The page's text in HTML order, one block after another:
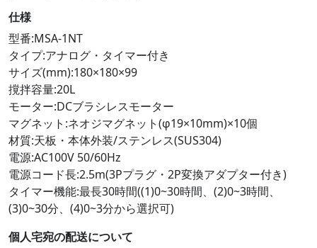
仕様
型番:MSA-1NT
タイプ:アナログ・タイマー付き
サイズ(mm):180×180×99
撹拌容量:20L
モーター:DCブラシレスモーター
マグネット:ネオジマグネット(φ19×10mm)×10個
材質:天板・本体外装/ステンレス(SUS304)
電源:AC100V 50/60Hz
電源コード長:2.5m(3Pプラグ・2P変換アダプター付き)
タイマー機能:最長30時間((1)0~30時間、(2)0~3時間、
(3)0~30分、(4)0~3分から選択可)
個人宅宛の配送について